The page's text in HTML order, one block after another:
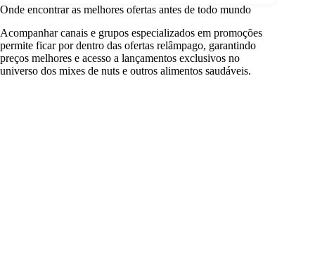
Onde encontrar as melhores ofertas antes de todo mundo
Acompanhar canais e grupos especializados em promoções
permite ficar por dentro das ofertas relâmpago, garantindo
preços melhores e acesso a lançamentos exclusivos no
universo dos mixes de nuts e outros alimentos saudáveis.